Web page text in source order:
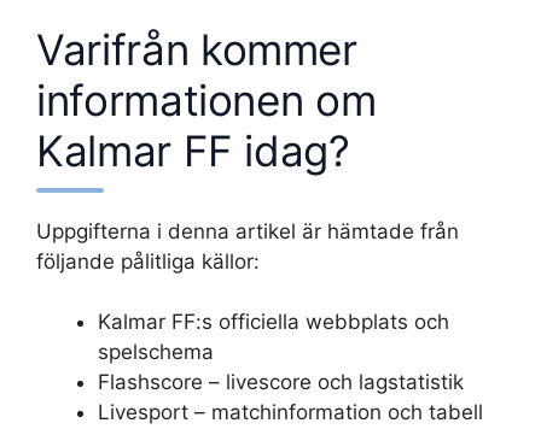
Varifrån kommer
informationen om
Kalmar FF idag?
Uppgifterna i denna artikel är hämtade från
följande pålitliga källor:
Kalmar FF:s officiella webbplats och
spelschema
Flashscore – livescore och lagstatistik
Livesport – matchinformation och tabell